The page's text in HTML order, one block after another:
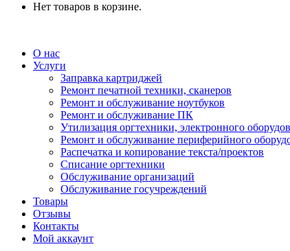
Нет товаров в корзине.
О нас
Услуги
Заправка картриджей
Ремонт печатной техники, сканеров
Ремонт и обслуживание ноутбуков
Ремонт и обслуживание ПК
Утилизация оргтехники, электронного
Ремонт и обслуживание периферийного
Распечатка и копирование текста/проектов
Списание оргтехники
Обслуживание организаций
Обслуживание госучреждений
Товары
Отзывы
Контакты
Мой аккаунт